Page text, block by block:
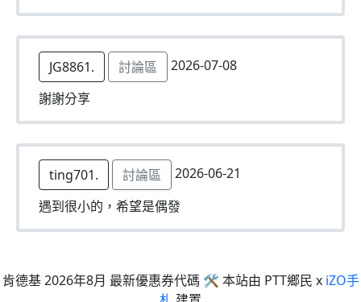
JG8861. 討論區
2026-07-08
謝謝分享
ting701. 討論區
2026-06-21
遇到很小的，希望是偶發
肯德基 2026年8月 最新優惠券代碼 🛠 本站由 PTT鄉民 x iZO手